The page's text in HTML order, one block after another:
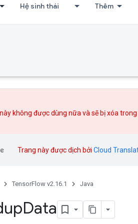
Hệ sinh thái Thêm
không được dùng nữa và sẽ bị xóa
Trang này được dịch bởi Cloud
TensorFlow v2.16.1 Java
Data